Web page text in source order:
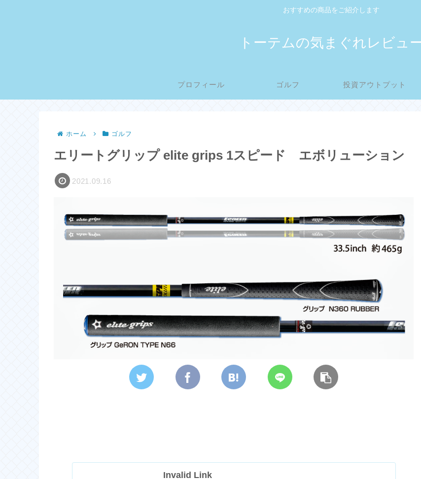
おすすめの商品をご紹介します
トーテムの気まぐれレビュ
プロフィール ゴルフ 投資アウトプット
ホーム ゴルフ
エリートグリップ elite grips 1スピード エボリューション
2021.09.16
Invalid Link